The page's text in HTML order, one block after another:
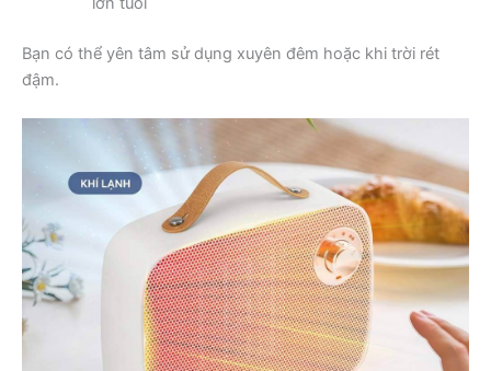
Bạn có thể yên tâm sử dụng xuyên đêm hoặc khi trời rét
đậm.